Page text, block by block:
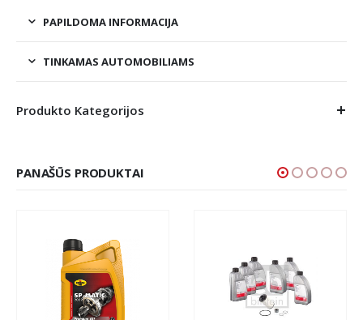
PAPILDOMA INFORMACIJA
TINKAMAS AUTOMOBILIAMS
Produkto Kategorijos
PANAŠŪS PRODUKTAI